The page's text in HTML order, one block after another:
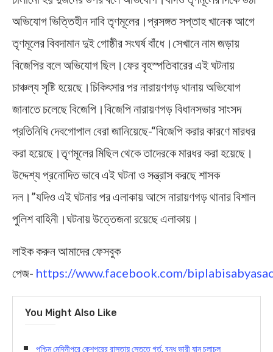
অভিযোগ ভিত্তিহীন দাবি তৃণমূলের।প্রসঙ্গত সপ্তাহ খানেক আগে
তৃণমূলের বিবদামান দুই গোষ্ঠীর সংঘর্ষ বাঁধে।সেখানে নাম জড়ায়
বিজেপির বলে অভিযোগ ছিল।ফের বৃহস্পতিবারের এই ঘটনায়
চাঞ্চল্য সৃষ্টি হয়েছে।চিকিৎসার পর নারায়ণগড় থানায় অভিযোগ
জানাতে চলেছে বিজেপি।বিজেপি নারায়ণগড় বিধানসভার সাংসদ
প্রতিনিধি দেবগোপাল বেরা জানিয়েছে-“বিজেপি করার কারণে মারধর
করা হয়েছে।তৃণমূলের মিছিল থেকে তাদেরকে মারধর করা হয়েছে।
উদ্দেশ্য প্রনোদিত ভাবে এই ঘটনা ও সন্ত্রাস করছে শাসক
দল।”যদিও এই ঘটনার পর এলাকায় আসে নারায়ণগড় থানার বিশাল
পুলিশ বাহিনী।ঘটনায় উত্তেজনা রয়েছে এলাকায়।
লাইক করুন আমাদের ফেসবুক
পেজ- https://www.facebook.com/
You Might Also Like
পশ্চিম মেদিনীপুরে কেশপুরের রাস্তায় সেতুতে গর্ত, বন্ধ ভারী যান চলাচল